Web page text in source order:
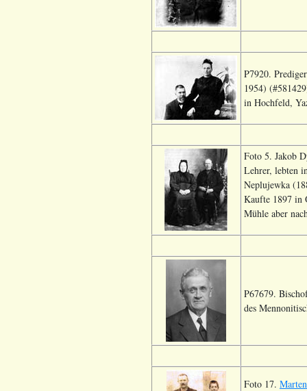
P7920.
1954)
in Hochfeld,
Foto 5. Jakob
Lehrer, lebten
Neplujewka
Kaufte 1897 in
Mühle aber
P67679.
des
Foto 17.